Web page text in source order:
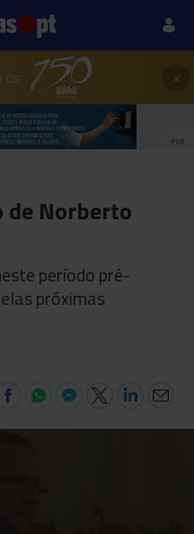
os ×
PUB
de Norberto
período pré-
próximas